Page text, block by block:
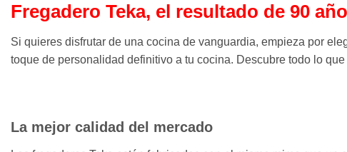
Fregadero Teka, el resultado de 90
Si quieres disfrutar de una cocina de vanguardia, empieza por
toque de personalidad definitivo a tu cocina. Descubre todo lo que
La mejor calidad del mercado